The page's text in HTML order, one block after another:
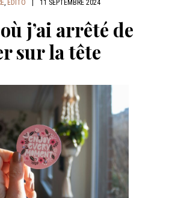
, ÉDITO 11 SEPTEMBRE 2024
j’ai arrêté de
sur la tête